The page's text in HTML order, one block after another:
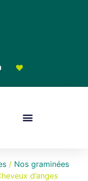
/ Nos graminées
d’anges